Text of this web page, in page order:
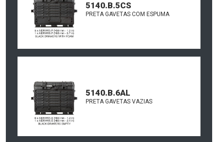
5140.B.5CS
PRETA GAVETAS COM ESPUMA
5140.B.6AL
PRETA GAVETAS VAZIAS